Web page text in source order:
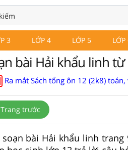
3 LỚP 4 LỚP 5 LỚP
bài Hải khẩu linh
Ra mắt Sách tổng ôn 12 (2k8)
Trang trước
soạn bài Hải khẩu linh